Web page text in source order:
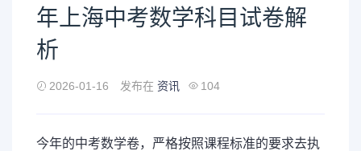
年上海中考数学科目试卷解
析
2026-01-16 发布在 资讯 104
今年的中考数学卷，严格按照课程标准的要求去执